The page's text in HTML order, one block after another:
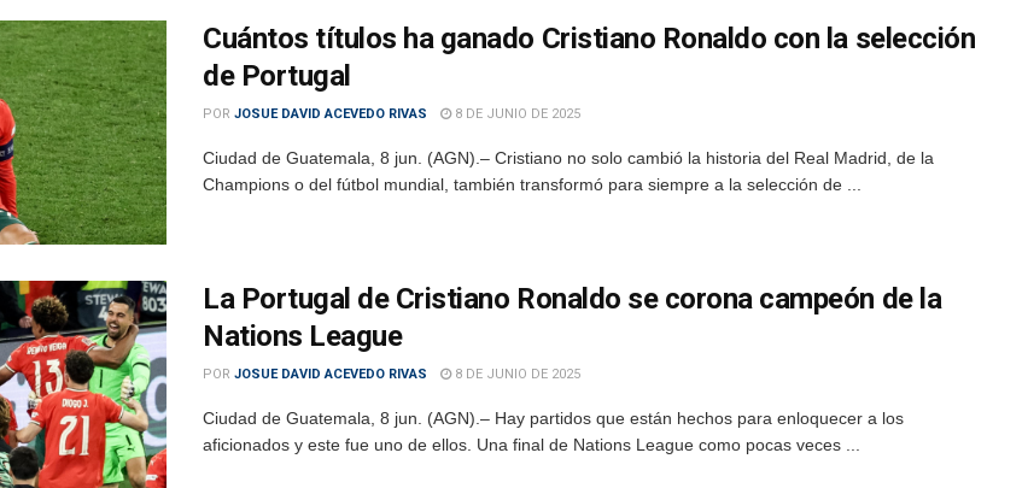
Cuántos títulos ha ganado Cristiano Ronaldo con la selección
de Portugal
POR JOSUE DAVID ACEVEDO RIVAS 8 DE JUNIO DE 2025
Ciudad de Guatemala, 8 jun. (AGN).– Cristiano no solo cambió la historia del Real Madrid, de la
Champions o del fútbol mundial, también transformó para siempre a la selección de ...
La Portugal de Cristiano Ronaldo se corona campeón de la
Nations League
POR JOSUE DAVID ACEVEDO RIVAS 8 DE JUNIO DE 2025
Ciudad de Guatemala, 8 jun. (AGN).– Hay partidos que están hechos para enloquecer a los
aficionados y este fue uno de ellos. Una final de Nations League como pocas veces ...